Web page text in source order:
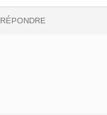
RÉPONDRE